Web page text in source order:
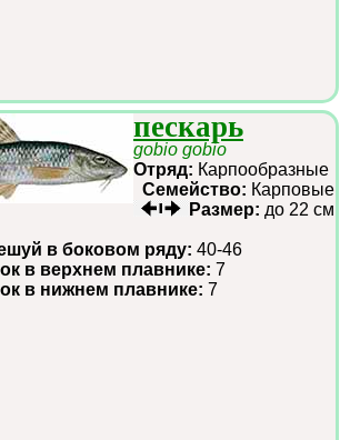
пескарь
gobio gobio
Отряд: Карпообразные
Семейство: Карповые
Размер: до 22 см
в боковом ряду: 40-46
в верхнем плавнике: 7
в нижнем плавнике: 7